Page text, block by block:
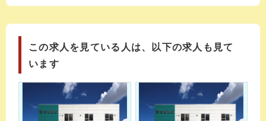
この求人を見ている人は、以下の求人も見て
います